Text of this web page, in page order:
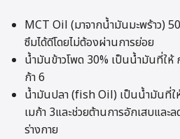
MCT Oil (มาจากน้ำมันมะพร้าว)
ซึมได้ดีโดยไม่ต้องผ่านการย่อย
น้ำมันข้าวโพด 30% เป็นน้ำมันที่ให้
ก้า 6
น้ำมันปลา (fish Oil) เป็นน้ำมันที่ใ
เมก้า 3และช่วยต้านการอักเสบแล
ร่างกาย